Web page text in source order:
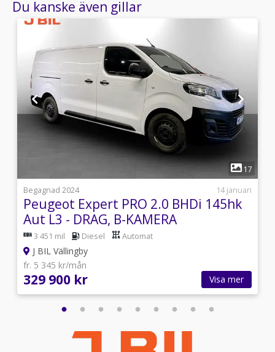
Du kanske även gillar
17
Begagnad 2024
14 januari
Peugeot Expert PRO 2.0 BHDi 145hk
Aut L3 - DRAG, B-KAMERA
3 451 mil Diesel Automat
J BIL Vällingby
fr. 5 345 kr/mån
329 900 kr Visa mer